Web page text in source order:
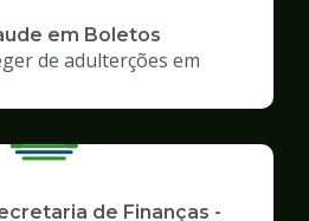
em Boletos
de adulterções em
de Finanças -